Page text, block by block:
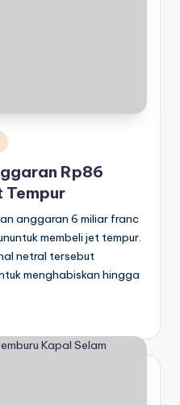
Rp86
Tempur
anggaran 6 miliar franc
membeli jet tempur.
netral tersebut
menghabiskan hingga